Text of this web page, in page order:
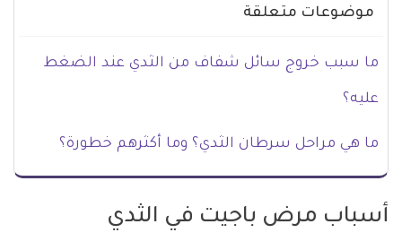
موضوعات متعلقة
ما سبب خروج سائل شفاف من الثدي عند الضغط
عليه؟
ما هي مراحل سرطان الثدي؟ وما أكثرهم خطورة؟
أسباب مرض باجيت في الثدي